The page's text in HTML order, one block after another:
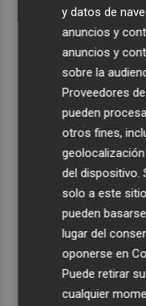
El oleoturismo se
gastronomía como
y datos de
anuncios y
anuncios y
sobre la
Proveedores
pueden
otros fines,
del dispositivo.
solo a este
pueden
lugar del
oponerse en
Puede retirar
cualquier